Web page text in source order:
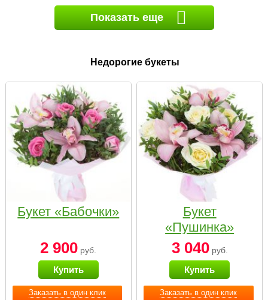
Показать еще
Недорогие букеты
Заказать в один клик
Букет «Бабочки»
2 900 руб.
Купить
Заказать в один клик
Букет
«Пушинка»
3 040руб.
Купить